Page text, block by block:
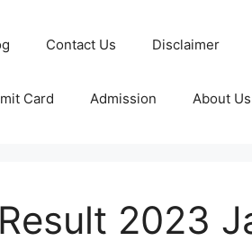
Contact Us Disclaimer
Card Admission About Us
2023